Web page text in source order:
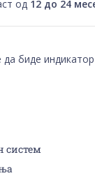
од 12 до 24
биде
систем